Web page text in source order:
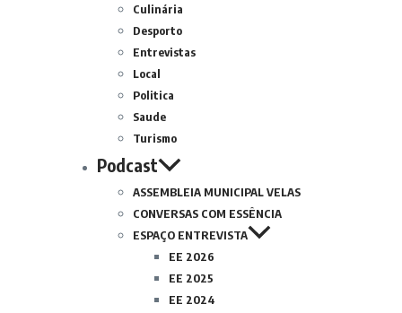
Culinária
Desporto
Entrevistas
Local
Politica
Saude
Turismo
Podcast
ASSEMBLEIA MUNICIPAL VELAS
CONVERSAS COM ESSÊNCIA
ESPAÇO ENTREVISTA
EE 2026
EE 2025
EE 2024